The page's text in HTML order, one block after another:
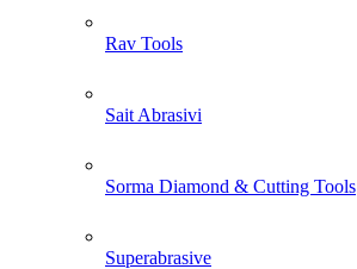
Rav Tools
Sait Abrasivi
Sorma Diamond & Cutting Tools
Superabrasive